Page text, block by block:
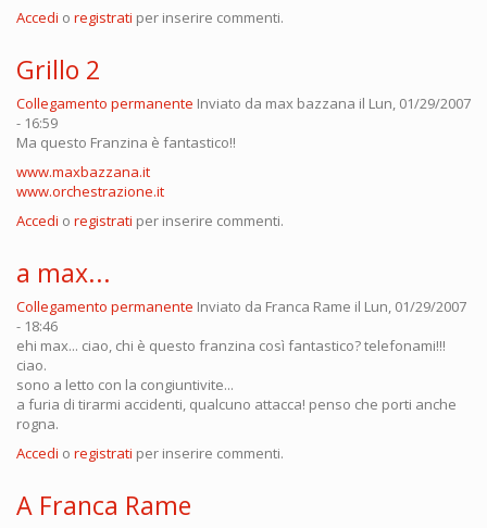
Accedi o registrati per inserire commenti.
Grillo 2
Collegamento permanente Inviato da max bazzana il Lun, 01/29/2007
- 16:59
Ma questo Franzina è fantastico!!
www.maxbazzana.it
www.orchestrazione.it
Accedi o registrati per inserire commenti.
a max...
Collegamento permanente Inviato da Franca Rame il Lun, 01/29/2007
- 18:46
ehi max... ciao, chi è questo franzina così fantastico? telefonami!!!
ciao.
sono a letto con la congiuntivite...
a furia di tirarmi accidenti, qualcuno attacca! penso che porti anche
rogna.
Accedi o registrati per inserire commenti.
A Franca Rame